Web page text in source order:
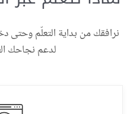
نرافقك من بداية التعلّم وحتى
لدعم نجاحك